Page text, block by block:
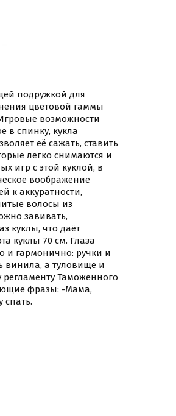
подружкой для
цветовой гаммы
возможности
в спинку, кукла
её сажать, ставить
легко снимаются и
игр с этой куклой, в
воображение
к аккуратности,
волосы из
завивать,
куклы, что даёт
куклы 70 см. Глаза
и гармонично: ручки и
винила, а туловище и
регламенту Таможенного
фразы: -Мама,
спать.